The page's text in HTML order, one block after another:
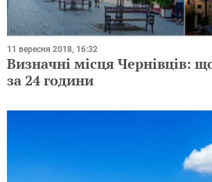
11 вересня 2018, 16:32
Визначні місця Чернівців:
за 24 години